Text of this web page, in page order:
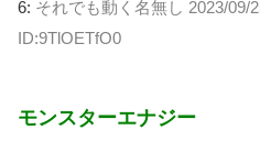
6: それでも動く名無し 2023/09/
ID:9TlOETfO0
モンスターエナジー